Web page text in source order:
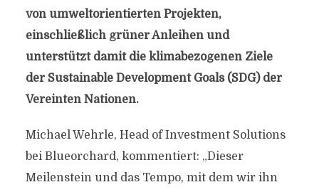
von umweltorientierten Projekten,
einschließlich grüner Anleihen und
unterstützt damit die klimabezogenen Ziele
der Sustainable Development Goals (SDG) der
Vereinten Nationen.
Michael Wehrle, Head of Investment Solutions
bei Blueorchard, kommentiert: „Dieser
Meilenstein und das Tempo, mit dem wir ihn